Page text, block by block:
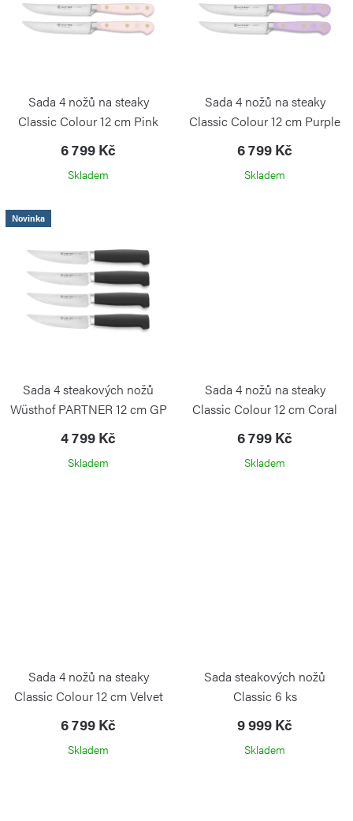
Sada 4 nožů na steaky
Classic Colour 12 cm Pink
Himalayan Salt
6 799 Kč
Skladem
Sada 4 nožů na steaky
Classic Colour 12 cm Purple
Yam
6 799 Kč
Skladem
Novinka
Sada 4 steakových nožů
Wüsthof PARTNER 12 cm GP
WÜSTHOF
4 799 Kč
Skladem
Sada 4 nožů na steaky
Classic Colour 12 cm Coral
Peach
6 799 Kč
Skladem
Sada 4 nožů na steaky
Classic Colour 12 cm Velvet
Oyster
6 799 Kč
Skladem
Sada steakových nožů
Classic 6 ks
9 999 Kč
Skladem